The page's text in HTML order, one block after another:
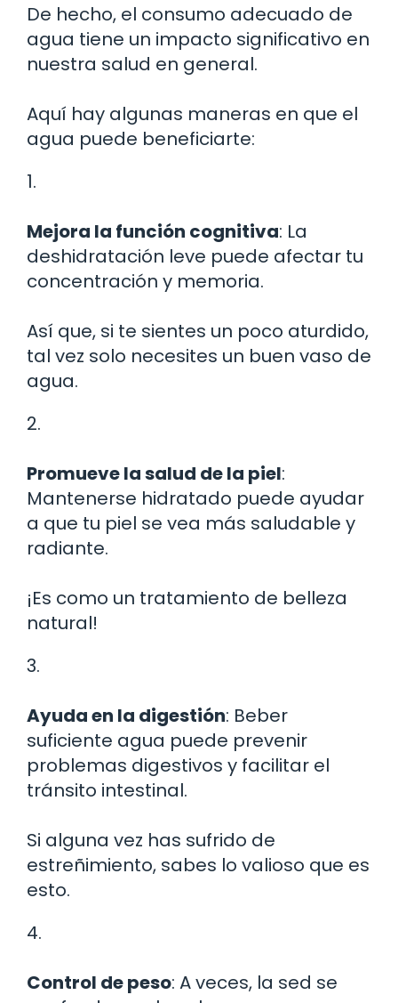
De hecho, el consumo adecuado de
agua tiene un impacto significativo en
nuestra salud en general.
Aquí hay algunas maneras en que el
agua puede beneficiarte:
1.
Mejora la función cognitiva: La
deshidratación leve puede afectar tu
concentración y memoria.
Así que, si te sientes un poco aturdido,
tal vez solo necesites un buen vaso de
agua.
2.
Promueve la salud de la piel:
Mantenerse hidratado puede ayudar
a que tu piel se vea más saludable y
radiante.
¡Es como un tratamiento de belleza
natural!
3.
Ayuda en la digestión: Beber
suficiente agua puede prevenir
problemas digestivos y facilitar el
tránsito intestinal.
Si alguna vez has sufrido de
estreñimiento, sabes lo valioso que es
esto.
4.
Control de peso: A veces, la sed se